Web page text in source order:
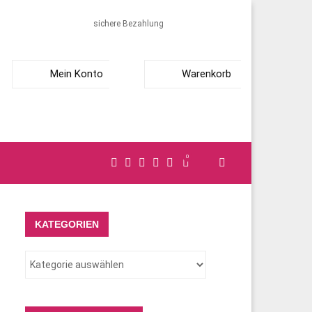
sichere Bezahlung
Mein Konto Warenkorb
0
KATEGORIEN